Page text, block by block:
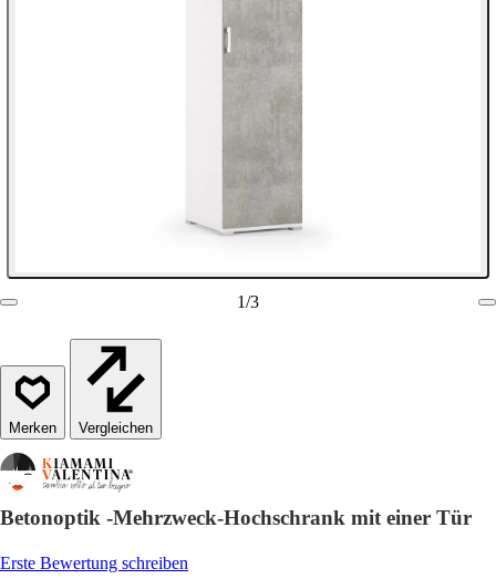
1/3
Vergleichen
Betonoptik -Mehrzweck-Hochschrank mit einer Tür
Erste Bewertung schreiben